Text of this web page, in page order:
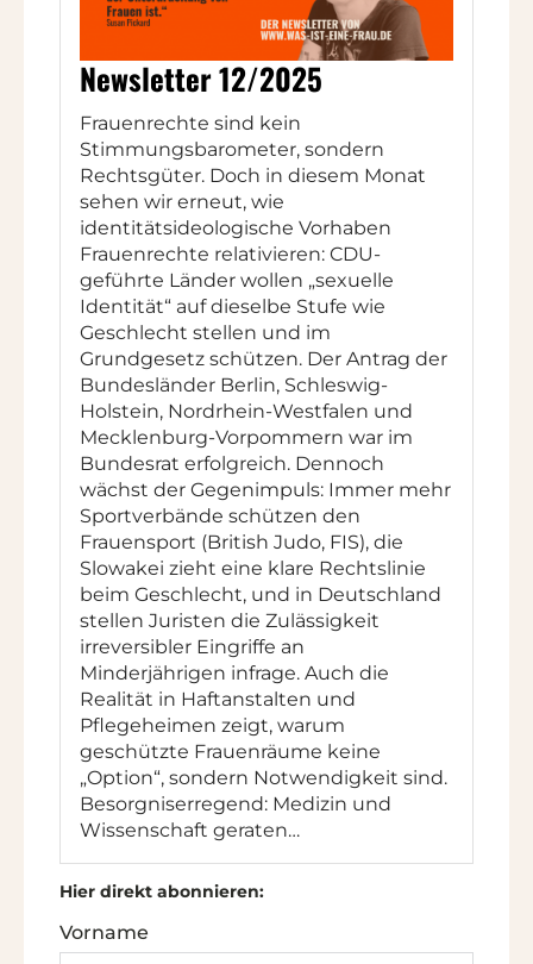
Newsletter 12/2025
Frauenrechte sind kein
Stimmungsbarometer, sondern
Rechtsgüter. Doch in diesem Monat
sehen wir erneut, wie
identitätsideologische Vorhaben
Frauenrechte relativieren: CDU-
geführte Länder wollen „sexuelle
Identität“ auf dieselbe Stufe wie
Geschlecht stellen und im
Grundgesetz schützen. Der Antrag der
Bundesländer Berlin, Schleswig-
Holstein, Nordrhein-Westfalen und
Mecklenburg-Vorpommern war im
Bundesrat erfolgreich. Dennoch
wächst der Gegenimpuls: Immer mehr
Sportverbände schützen den
Frauensport (British Judo, FIS), die
Slowakei zieht eine klare Rechtslinie
beim Geschlecht, und in Deutschland
stellen Juristen die Zulässigkeit
irreversibler Eingriffe an
Minderjährigen infrage. Auch die
Realität in Haftanstalten und
Pflegeheimen zeigt, warum
geschützte Frauenräume keine
„Option“, sondern Notwendigkeit sind.
Besorgniserregend: Medizin und
Wissenschaft geraten…
Hier direkt abonnieren:
Vorname